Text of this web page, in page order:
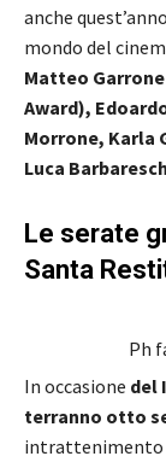
anche
mondo del
Matteo
Award),
Morrone, Karla
Luca
Le serate
Santa
Ph
In occasione del
terranno otto
intrattenimento